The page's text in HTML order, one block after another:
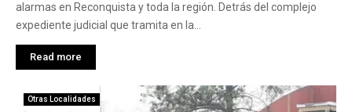
alarmas en Reconquista y toda la región. Detrás del complejo
expediente judicial que tramita en la...
Read more
Otras Localidades